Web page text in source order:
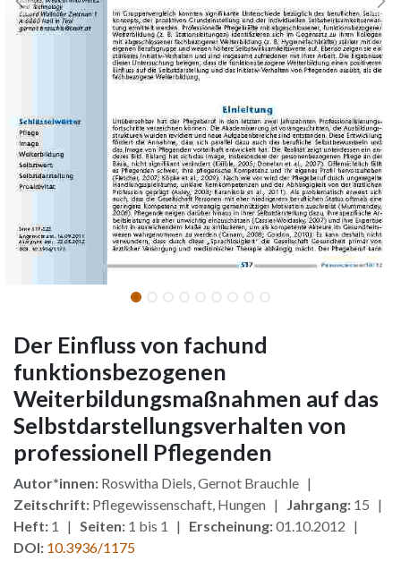
Der Einfluss von fachund
funktionsbezogenen
Weiterbildungsmaßnahmen auf das
Selbstdarstellungsverhalten von
professionell Pflegenden
Autor*innen: Roswitha Diels, Gernot Brauchle |
Zeitschrift: Pflegewissenschaft, Hungen | Jahrgang: 15 |
Heft: 1 | Seiten: 1 bis 1 | Erscheinung:01.10.2012 |
DOI: 10.3936/1175